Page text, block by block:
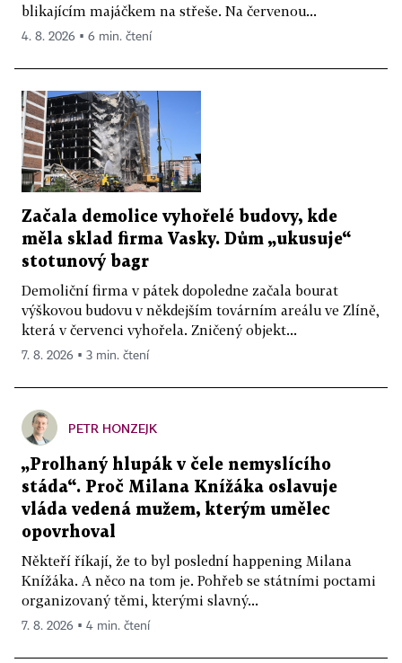
blikajícím majáčkem na střeše. Na červenou...
4. 8. 2026 ▪ 6 min. čtení
Začala demolice vyhořelé budovy, kde
měla sklad firma Vasky. Dům „ukusuje“
stotunový bagr
Demoliční firma v pátek dopoledne začala bourat
výškovou budovu v někdejším továrním areálu ve Zlíně,
která v červenci vyhořela. Zničený objekt...
7. 8. 2026 ▪ 3 min. čtení
PETR HONZEJK
„Prolhaný hlupák v čele nemyslícího
stáda“. Proč Milana Knížáka oslavuje
vláda vedená mužem, kterým umělec
opovrhoval
Někteří říkají, že to byl poslední happening Milana
Knížáka. A něco na tom je. Pohřeb se státními poctami
organizovaný těmi, kterými slavný...
7. 8. 2026 ▪ 4 min. čtení